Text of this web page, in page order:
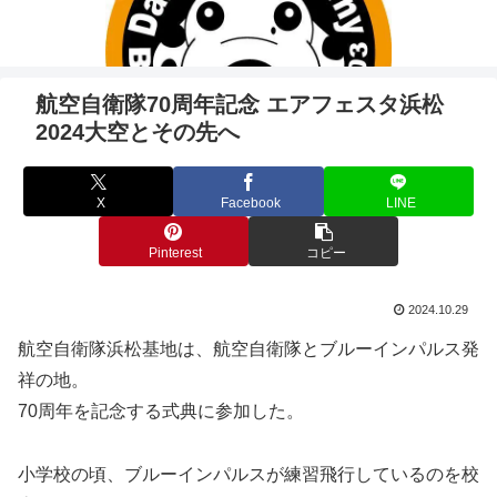
航空自衛隊70周年記念 エアフェスタ浜松
2024大空とその先へ
X Facebook LINE
Pinterest コピー
2024.10.29
航空自衛隊浜松基地は、航空自衛隊とブルーインパルス発
祥の地。
70周年を記念する式典に参加した。
小学校の頃、ブルーインパルスが練習飛行しているのを校